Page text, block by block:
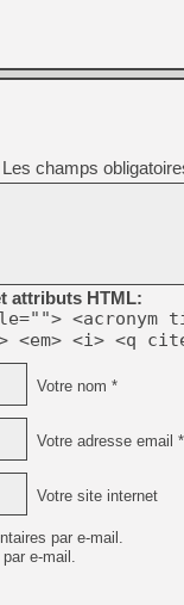
Les champs
attributs HTML:
<acronym
<em> <i> <q
Votre nom *
Votre adresse email *
Votre site internet
par e-mail.
e-mail.